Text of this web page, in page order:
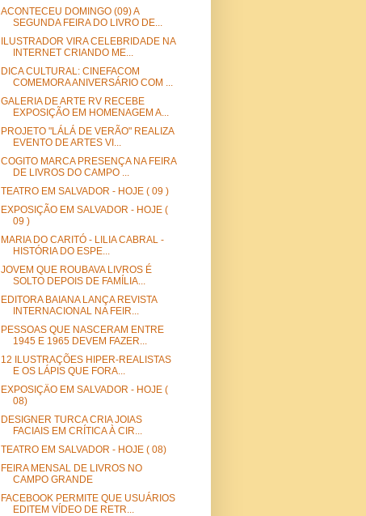
ACONTECEU DOMINGO (09) A
SEGUNDA FEIRA DO LIVRO DE...
ILUSTRADOR VIRA CELEBRIDADE NA
INTERNET CRIANDO ME...
DICA CULTURAL: CINEFACOM
COMEMORA ANIVERSÁRIO COM ...
GALERIA DE ARTE RV RECEBE
EXPOSIÇÃO EM HOMENAGEM A...
PROJETO "LÁLÁ DE VERÃO" REALIZA
EVENTO DE ARTES VI...
COGITO MARCA PRESENÇA NA FEIRA
DE LIVROS DO CAMPO ...
TEATRO EM SALVADOR - HOJE ( 09 )
EXPOSIÇÃO EM SALVADOR - HOJE (
09 )
MARIA DO CARITÓ - LILIA CABRAL -
HISTÓRIA DO ESPE...
JOVEM QUE ROUBAVA LIVROS É
SOLTO DEPOIS DE FAMÍLIA...
EDITORA BAIANA LANÇA REVISTA
INTERNACIONAL NA FEIR...
PESSOAS QUE NASCERAM ENTRE
1945 E 1965 DEVEM FAZER...
12 ILUSTRAÇÕES HIPER-REALISTAS
E OS LÁPIS QUE FORA...
EXPOSIÇÄO EM SALVADOR - HOJE (
08)
DESIGNER TURCA CRIA JOIAS
FACIAIS EM CRÍTICA À CIR...
TEATRO EM SALVADOR - HOJE ( 08)
FEIRA MENSAL DE LIVROS NO
CAMPO GRANDE
FACEBOOK PERMITE QUE USUÁRIOS
EDITEM VÍDEO DE RETR...